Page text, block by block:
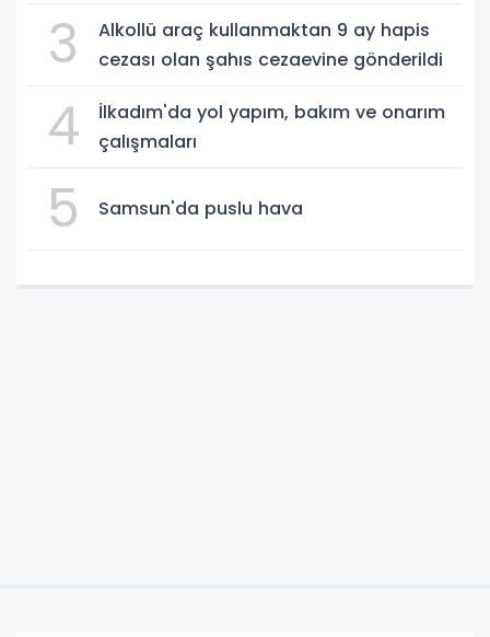
3
Alkollü araç kullanmaktan 9 ay hapis
cezası olan şahıs cezaevine gönderildi
4
İlkadım'da yol yapım, bakım ve onarım
çalışmaları
5 Samsun'da puslu hava